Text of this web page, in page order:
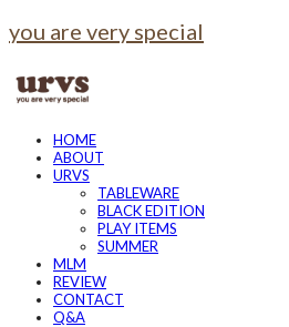
you are very special
HOME
ABOUT
URVS
TABLEWARE
BLACK EDITION
PLAY ITEMS
SUMMER
MLM
REVIEW
CONTACT
Q&A